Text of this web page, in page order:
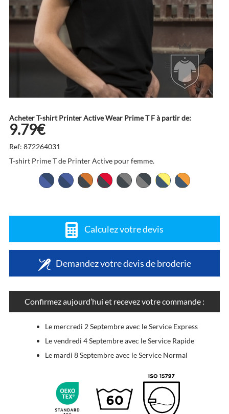
Acheter T-shirt Printer Active Wear Prime T F à partir de:
9.79€
Ref: 872264031
T-shirt Prime T de Printer Active pour femme.
Calculez votre devis
Demandez votre devis de broderie
Confirmez aujourd’hui et recevez votre commande :
Le mercredi 2 Septembre avec le Service Express
Le vendredi 4 Septembre avec le Service Rapide
Le mardi 8 Septembre avec le Service Normal